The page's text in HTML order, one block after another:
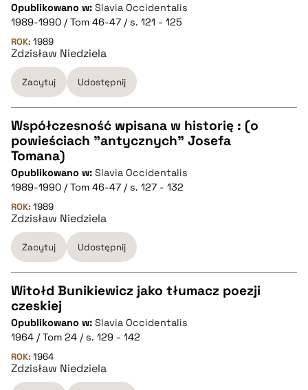
pobierz cytat
BIBTEX
pobierz cytat
Opublikowano w: Slavia Occidentalis
1989-1990 / Tom 46-47 / s. 121 - 125
ROK: 1989
Zdzisław Niedziela
Zacytuj Udostępnij
CZYSTY TEKST
pobierz cytat
BIBTEX
pobierz cytat
Współczesność wpisana w historię : (o
powieściach "antycznych" Josefa
Tomana)
Opublikowano w: Slavia Occidentalis
1989-1990 / Tom 46-47 / s. 127 - 132
ROK: 1989
Zdzisław Niedziela
Zacytuj Udostępnij
CZYSTY TEKST
pobierz cytat
Witołd Bunikiewicz jako tłumacz poezji
czeskiej
Opublikowano w: Slavia Occidentalis
1964 / Tom 24 / s. 129 - 142
ROK: 1964
Zdzisław Niedziela